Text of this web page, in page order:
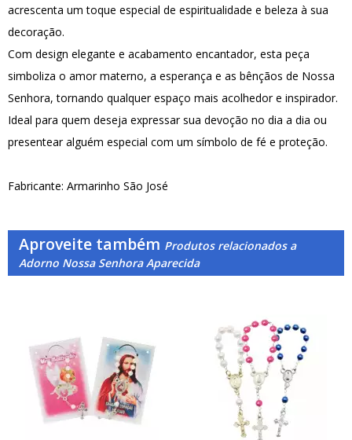
acrescenta um toque especial de espiritualidade e beleza à sua
decoração.
Com design elegante e acabamento encantador, esta peça
simboliza o amor materno, a esperança e as bênçãos de Nossa
Senhora, tornando qualquer espaço mais acolhedor e inspirador.
Ideal para quem deseja expressar sua devoção no dia a dia ou
presentear alguém especial com um símbolo de fé e proteção.
Fabricante: Armarinho São José
Aproveite também Produtos relacionados a
Adorno Nossa Senhora Aparecida